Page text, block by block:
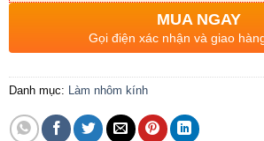
MUA NGAY
Gọi điện xác nhận và giao
Danh mục: Làm nhôm kính